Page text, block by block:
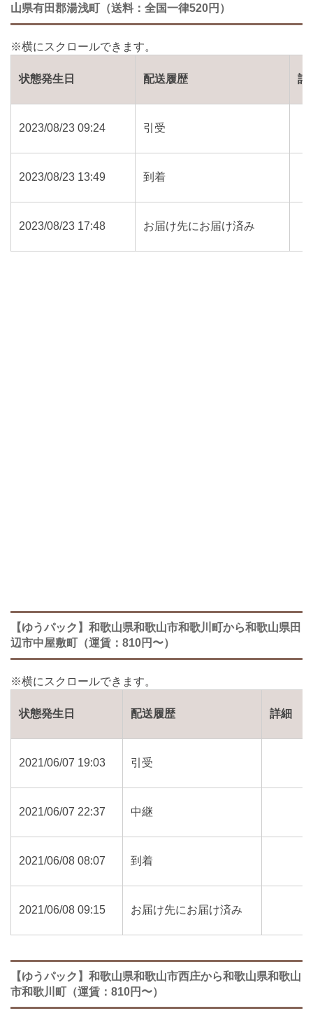
山県有田郡湯浅町（送料：全国一律520円）
状態発生日 配送履歴 詳
2023/08/23 09:24 引受
2023/08/23 13:49 到着
2023/08/23 17:48 お届け先にお届け済み
【ゆうパック】和歌山県和歌山市和歌川町から和歌山県田
辺市中屋敷町（運賃：810円〜）
状態発生日 配送履歴 詳細
2021/06/07 19:03 引受
2021/06/07 22:37 中継
2021/06/08 08:07 到着
2021/06/08 09:15 お届け先にお届け済み
【ゆうパック】和歌山県和歌山市西庄から和歌山県和歌山
市和歌川町（運賃：810円〜）